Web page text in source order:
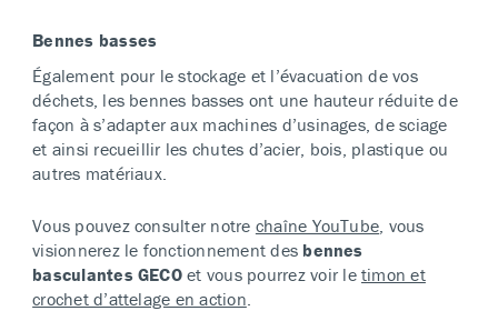
Bennes basses
Également pour le stockage et l’évacuation de vos
déchets, les bennes basses ont une hauteur réduite de
façon à s’adapter aux machines d’usinages, de sciage
et ainsi recueillir les chutes d’acier, bois, plastique ou
autres matériaux.
Vous pouvez consulter notre chaîne YouTube , vous
visionnerez le fonctionnement des bennes
basculantes GECOet vous pourrez voir le timon et
crochet d’attelage en action